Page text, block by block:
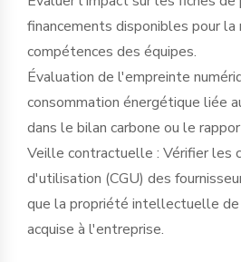
financements disponibles pour la
compétences des équipes.
Évaluation de l'empreinte
consommation énergétique liée
dans le bilan carbone ou le
Veille contractuelle : Vérifier les
d'utilisation (CGU) des
que la propriété intellectuelle
acquise à l'entreprise.